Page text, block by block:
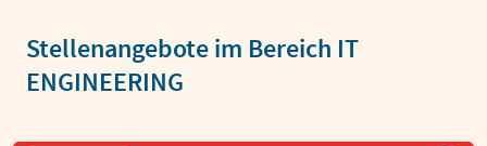
Stellenangebote im Bereich IT
ENGINEERING